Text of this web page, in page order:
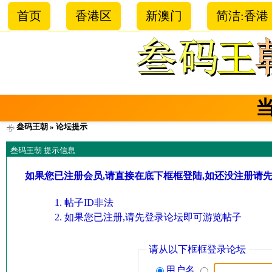
首页 香港区 新澳门 简洁:香港
叁码王朝 » 论坛提示
叁码王朝 提示信息
如果您已注册会员,请直接在底下框框登陆,如还没注册请
帖子ID非法
如果您已注册,请先登录论坛即可游览帖子
请从以下框框登录论坛
用户名